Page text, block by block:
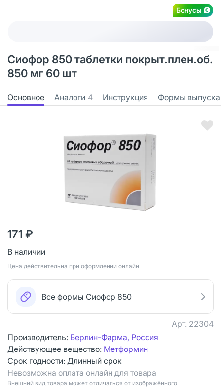
Бонусы
Сиофор 850 таблетки покрыт.плен.об.
850 мг 60 шт
Основное Аналоги 4 Инструкция Формы выпуска
171 ₽
В наличии
Цена действительна при оформлении онлайн
Все формы Сиофор 850
Арт. 22304
Производитель: Берлин-Фарма, Россия
Действующее вещество: Метформин
Срок годности: Длинный срок
Невозможна оплата онлайн для товара
Bнешний вид товара может отличаться от изображённого